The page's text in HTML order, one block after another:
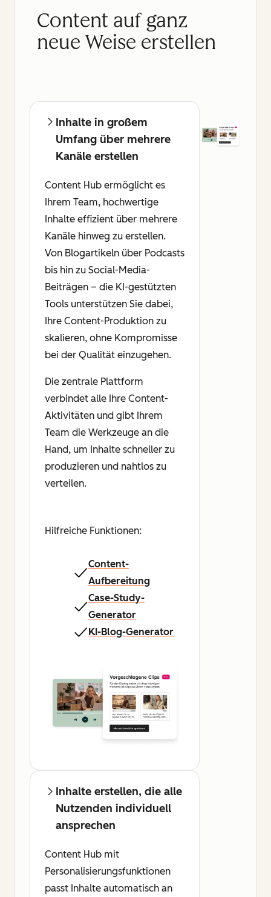
Content auf ganz
neue Weise erstellen
Inhalte in großem
Umfang über mehrere
Kanäle erstellen
Content Hub ermöglicht es
Ihrem Team, hochwertige
Inhalte effizient über mehrere
Kanäle hinweg zu erstellen.
Von Blogartikeln über Podcasts
bis hin zu Social-Media-
Beiträgen – die KI-gestützten
Tools unterstützen Sie dabei,
Ihre Content-Produktion zu
skalieren, ohne Kompromisse
bei der Qualität einzugehen.
Die zentrale Plattform
verbindet alle Ihre Content-
Aktivitäten und gibt Ihrem
Team die Werkzeuge an die
Hand, um Inhalte schneller zu
produzieren und nahtlos zu
verteilen.
Hilfreiche Funktionen:
Content-
Aufbereitung
Case-Study-
Generator
KI-Blog-Generator
Inhalte erstellen, die alle
Nutzenden individuell
ansprechen
Content Hub mit
Personalisierungsfunktionen
passt Inhalte automatisch an